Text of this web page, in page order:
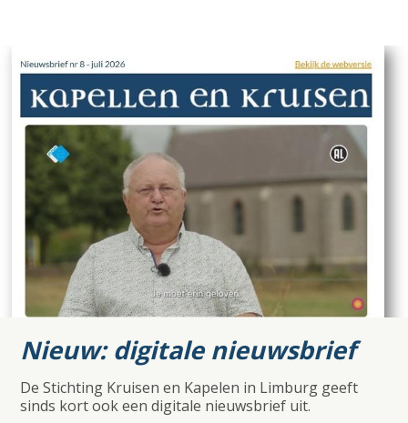
kruis
Berg aan de Maas
Nieuw: digitale nieuwsbrief
De Stichting Kruisen en Kapelen in Limburg geeft
sinds kort ook een digitale nieuwsbrief uit.